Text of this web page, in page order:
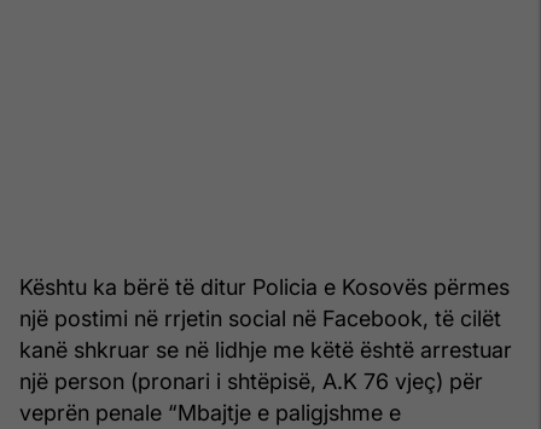
Kështu ka bërë të ditur Policia e Kosovës përmes
një postimi në rrjetin social në Facebook, të cilët
kanë shkruar se në lidhje me këtë është arrestuar
një person (pronari i shtëpisë, A.K 76 vjeç) për
veprën penale “Mbajtje e paligjshme e